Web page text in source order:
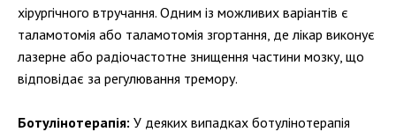
хірургічного втручання. Одним із можливих варіантів є
таламотомія або таламотомія згортання, де лікар виконує
лазерне або радіочастотне знищення частини мозку, що
відповідає за регулювання тремору.
Ботулінотерапія: У деяких випадках ботулінотерапія